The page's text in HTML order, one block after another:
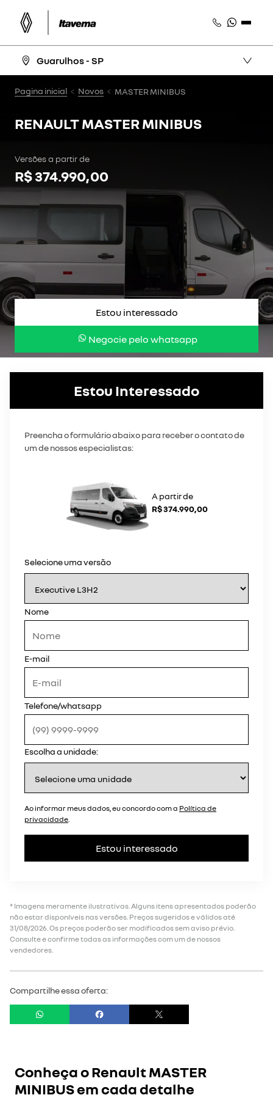
Guarulhos - SP
Pagina inicial Novos MASTER MINIBUS
RENAULTMASTER MINIBUS
Versões a partir de
R$ 374.990,00
Estou interessado
Negocie pelo whatsapp
* Imagens meramente ilustrativas. Alguns itens apresentados poderão
não estar disponíveis nas versões. Preços sugeridos e válidos até
31/08/2026. Os preços poderão ser modificados sem aviso prévio.
Consulte e confirme todas as informações com um de nossos
vendedores.
Compartilhe essa oferta:
Estou Interessado
Preencha o formulário abaixo para receber o contato de
um de nossos especialistas:
A partir de
R$ 374.990,00
Selecione uma versão
Nome
E-mail
Telefone/whatsapp
Escolha a unidade:
Ao informar meus dados, eu concordo com a Política de
privacidade.
Estou interessado
Conheça oRenault MASTER
MINIBUSem cada detalhe